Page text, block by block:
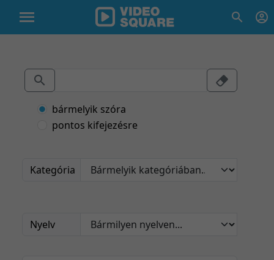
bármelyik szóra
pontos kifejezésre
Kategória
Nyelv